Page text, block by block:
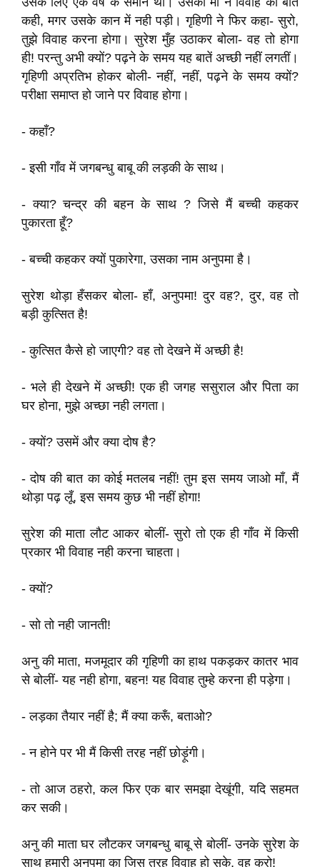
कही, मगर उसके कान में नही पड़ी। गृहिणी ने फिर कहा- सुरो,
तुझे विवाह करना होगा। सुरेश मुँह उठाकर बोला- वह तो होगा
ही! परन्तु अभी क्यों? पढ़ने के समय यह बातें अच्छी नहीं लगतीं।
गृहिणी अप्रतिभ होकर बोली- नहीं, नहीं, पढ़ने के समय क्यों?
परीक्षा समाप्त हो जाने पर विवाह होगा।
- कहाँ?
- इसी गाँव में जगबन्धु बाबू की लड़की के साथ।
- क्या? चन्द्र की बहन के साथ ? जिसे मैं बच्ची कहकर
पुकारता हूँ?
- बच्ची कहकर क्यों पुकारेगा, उसका नाम अनुपमा है।
सुरेश थोड़ा हँसकर बोला- हाँ, अनुपमा! दुर वह?, दुर, वह तो
बड़ी कुत्सित है!
- कुत्सित कैसे हो जाएगी? वह तो देखने में अच्छी है!
- भले ही देखने में अच्छी! एक ही जगह ससुराल और पिता का
घर होना, मुझे अच्छा नही लगता।
- क्यों? उसमें और क्या दोष है?
- दोष की बात का कोई मतलब नहीं! तुम इस समय जाओ माँ, मैं
थोड़ा पढ़ लूँ, इस समय कुछ भी नहीं होगा!
सुरेश की माता लौट आकर बोलीं- सुरो तो एक ही गाँव में किसी
प्रकार भी विवाह नही करना चाहता।
- क्यों?
- सो तो नही जानती!
अनु की माता, मजमूदार की गृहिणी का हाथ पकड़कर कातर भाव
से बोलीं- यह नही होगा, बहन! यह विवाह तुम्हे करना ही पड़ेगा।
- लड़का तैयार नहीं है; मैं क्या करूँ, बताओ?
- न होने पर भी मैं किसी तरह नहीं छोड़ूंगी।
- तो आज ठहरो, कल फिर एक बार समझा देखूंगी, यदि सहमत
कर सकी।
अनु की माता घर लौटकर जगबन्धु बाबू से बोलीं- उनके सुरेश के
साथ हमारी अनुपमा का जिस तरह विवाह हो सके, वह करो!